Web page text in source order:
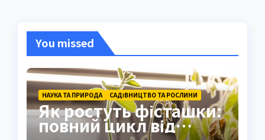
You missed
НАУКА ТА ПРИРОДА САДІВНИЦТВО ТА РОСЛИНИ
Як ростуть фісташки:
повний цикл від